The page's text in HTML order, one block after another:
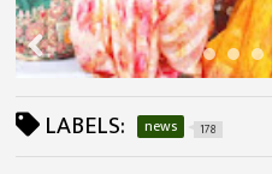
LABELS: news 178